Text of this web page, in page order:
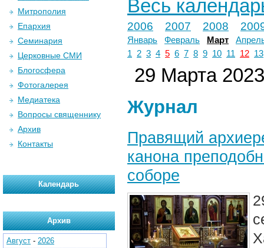
Весь
2006 2007 2008
Январь Февраль Март
1
2 3 4 5 6 7 8 9 10 11 12 13
29 Марта 2023
Журнал
Правящий
канона
соборе
Митрополия
Епархия
Семинария
Церковные СМИ
Блогосфера
Фотогалерея
Медиатека
Вопросы священнику
Архив
Контакты
Календарь
Архив
Август - 2026